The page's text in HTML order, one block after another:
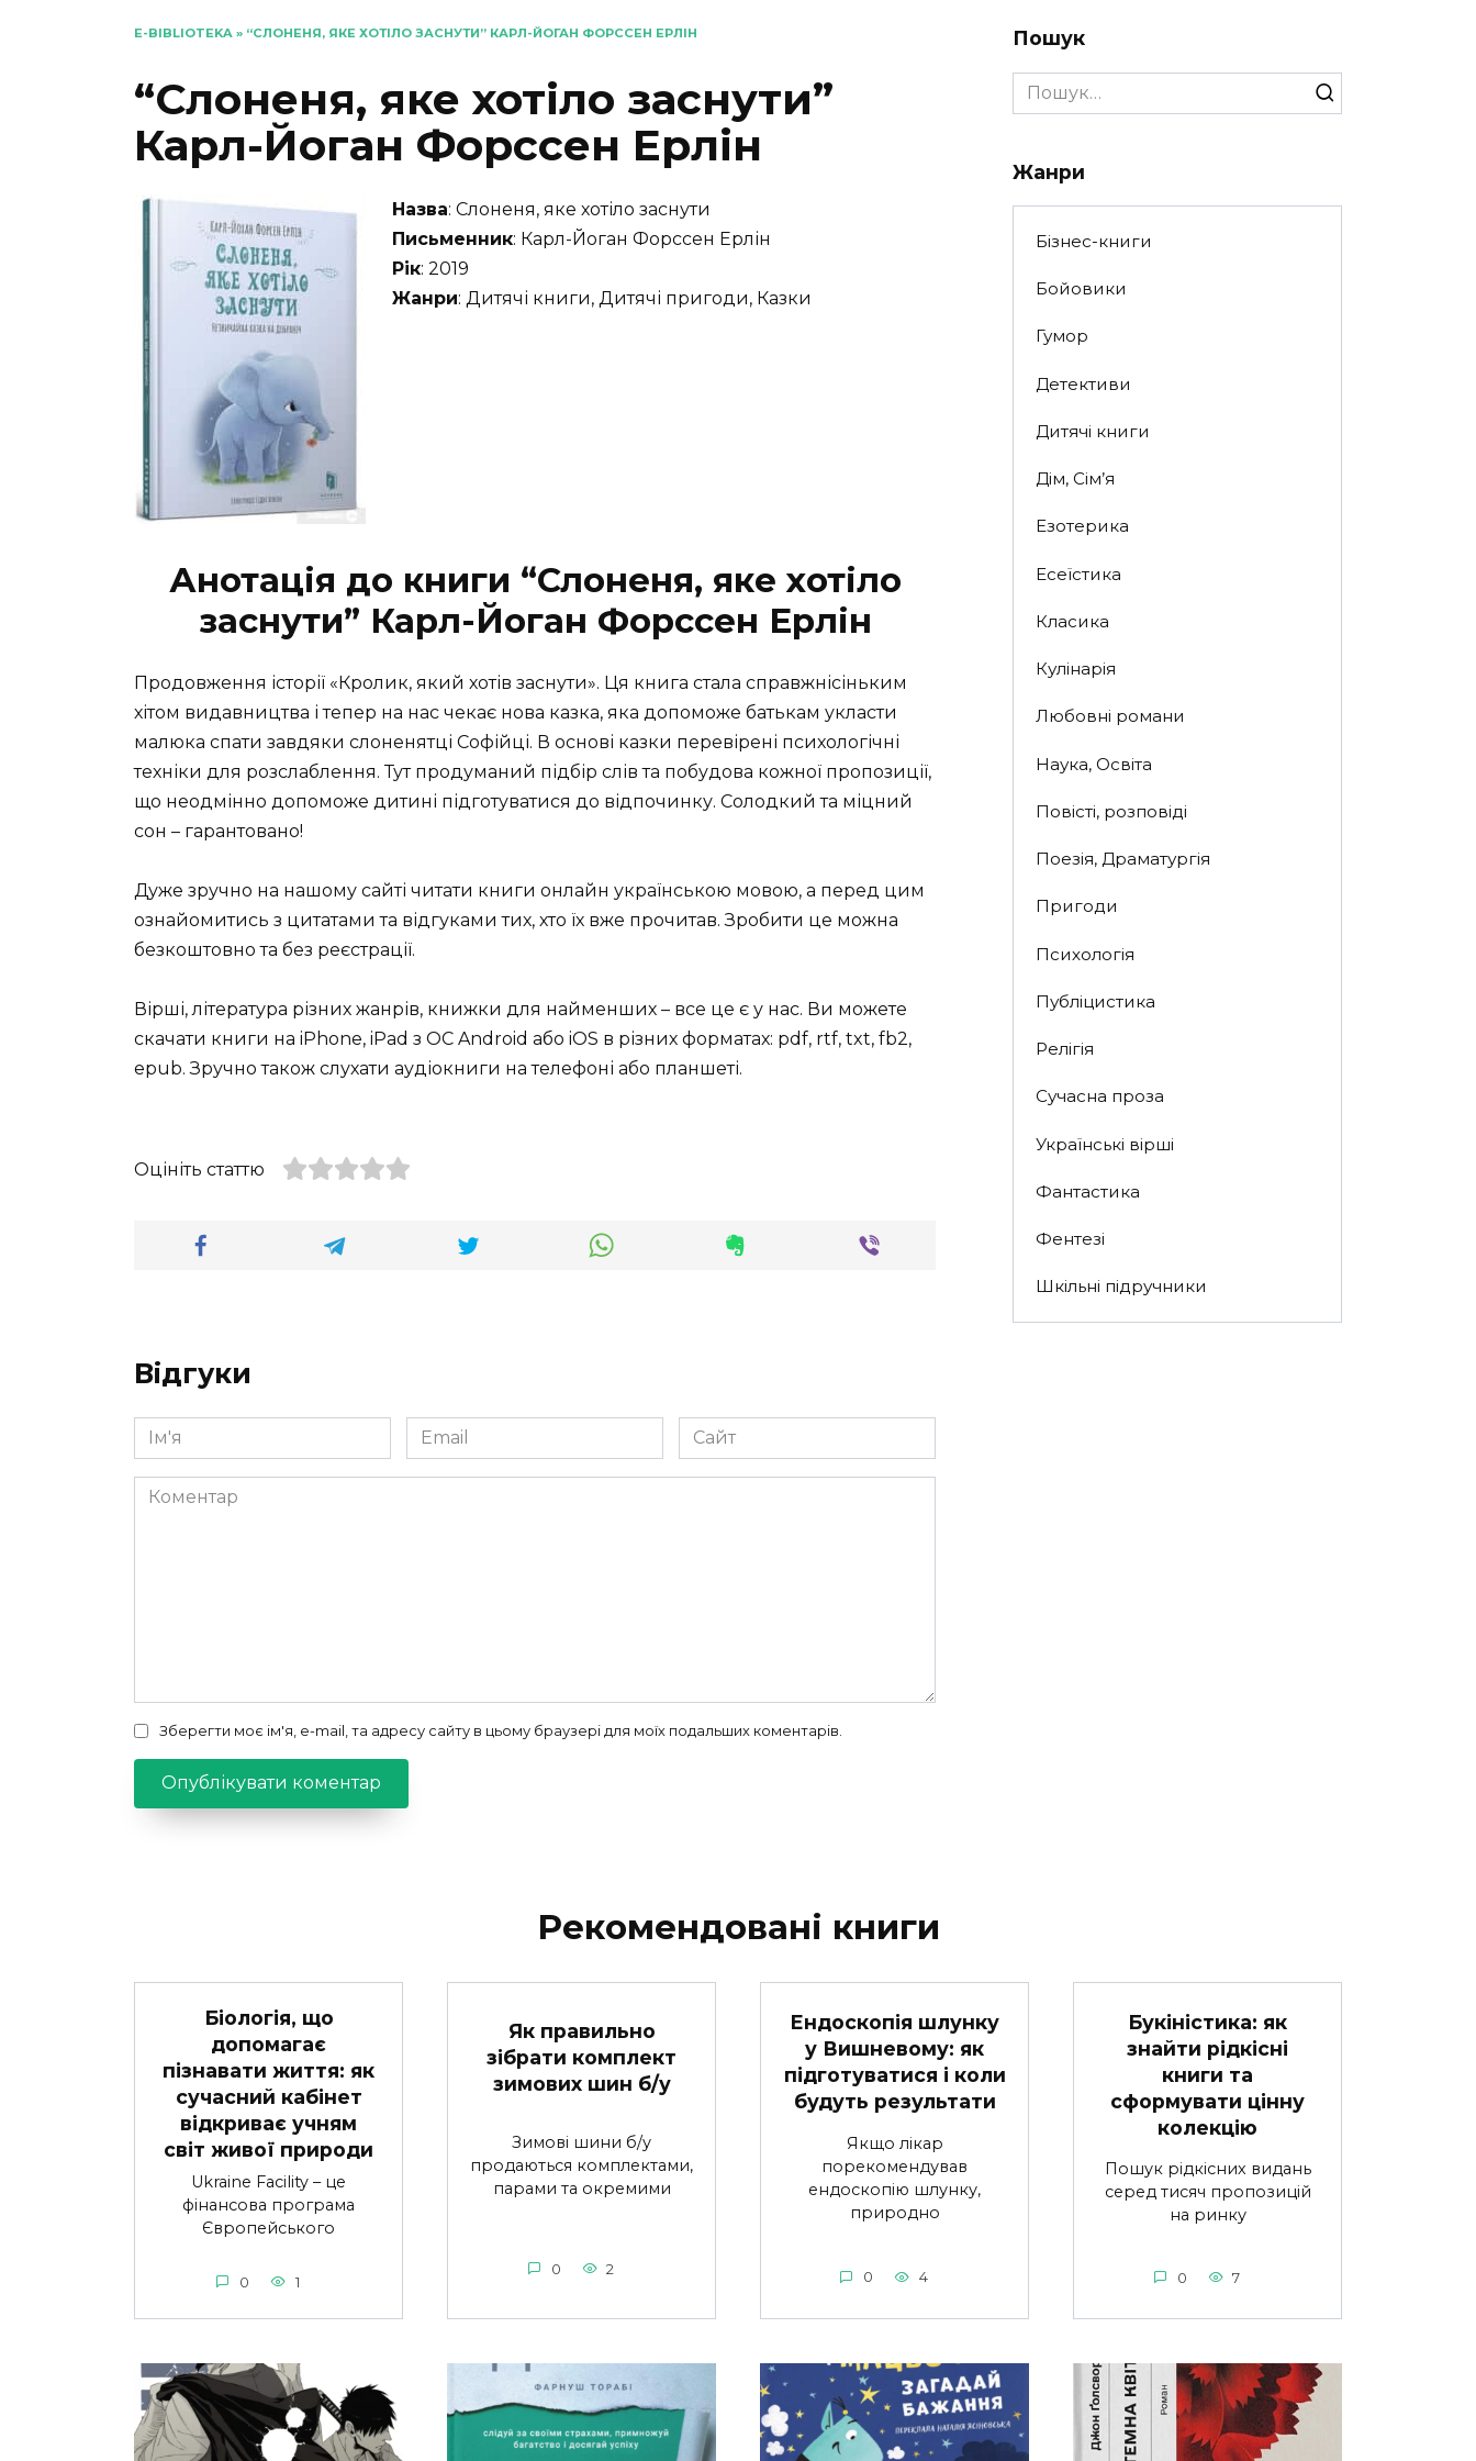
E-BIBLIOTEKA » “СЛОНЕНЯ, ЯКЕ ХОТІЛО ЗАСНУТИ” КАРЛ-ЙОГАН ФОРССЕН ЕРЛІН
“Слоненя, яке хотіло заснути”
Карл-Йоган Форссен Ерлін
Назва: Слоненя, яке хотіло заснути
Письменник: Карл-Йоган Форссен Ерлін
Рік: 2019
Жанри: Дитячі книги, Дитячі пригоди, Казки
Анотація до книги “Слоненя, яке хотіло
заснути” Карл-Йоган Форссен Ерлін
Продовження історії «Кролик, який хотів заснути». Ця книга стала справжнісіньким
хітом видавництва і тепер на нас чекає нова казка, яка допоможе батькам укласти
малюка спати завдяки слоненятці Софійці. В основі казки перевірені психологічні
техніки для розслаблення. Тут продуманий підбір слів та побудова кожної пропозиції,
що неодмінно допоможе дитині підготуватися до відпочинку. Солодкий та міцний
сон – гарантовано!
Дуже зручно на нашому сайті читати книги онлайн українською мовою, а перед цим
ознайомитись з цитатами та відгуками тих, хто їх вже прочитав. Зробити це можна
безкоштовно та без реєстрації.
Вірші, література різних жанрів, книжки для найменших – все це є у нас. Ви можете
скачати книги на iPhone, iPad з ОС Android або iOS в різних форматах: pdf, rtf, txt, fb2,
epub. Зручно також слухати аудіокниги на телефоні або планшеті.
Оцініть статтю
Відгуки
Ім'я
*
Email
*
Сайт
Коментар
Зберегти моє ім'я, e-mail, та адресу сайту в цьому браузері для моїх подальших коментарів.
Пошук
Search
for:
Жанри
Бізнес-книги
Бойовики
Гумор
Детективи
Дитячі книги
Дім, Сім’я
Езотерика
Есеїстика
Класика
Кулінарія
Любовні романи
Наука, Освіта
Повісті, розповіді
Поезія, Драматургія
Пригоди
Психологія
Публіцистика
Релігія
Сучасна проза
Українські вірші
Фантастика
Фентезі
Шкільні підручники
Рекомендовані книги
Біологія, що
допомагає
пізнавати життя: як
сучасний кабінет
відкриває учням
світ живої природи
Ukraine Facility – це
фінансова програма
Європейського
0 1
Як правильно
зібрати комплект
зимових шин б/у
Зимові шини б/у
продаються комплектами,
парами та окремими
0 2
Ендоскопія шлунку
у Вишневому: як
підготуватися і коли
будуть результати
Якщо лікар
порекомендував
ендоскопію шлунку,
природно
0 4
Букіністика: як
знайти рідкісні
книги та
сформувати цінну
колекцію
Пошук рідкісних видань
серед тисяч пропозицій
на ринку
0 7